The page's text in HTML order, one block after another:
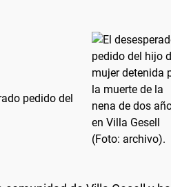
pedido del